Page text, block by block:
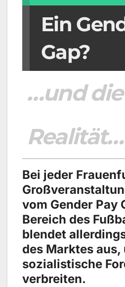
Ein
Gap?
…und die
Realität…
Bei jeder
vom Gender Pay
Bereich des
blendet
des Marktes aus,
sozialistische
verbreiten.